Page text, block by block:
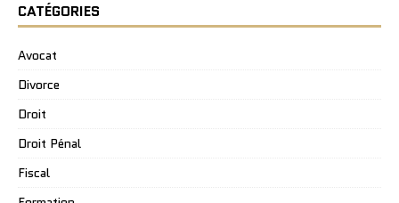
CATÉGORIES
Avocat
Divorce
Droit
Droit Pénal
Fiscal